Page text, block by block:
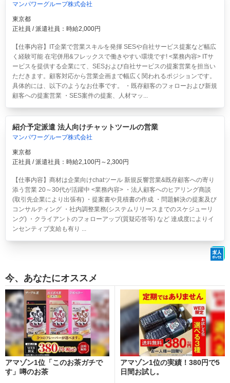
マンパワーグループ株式会社
東京都
正社員 / 派遣社員：時給2,000円
【仕事内容】IT企業で営業スキルを発揮 SESや自社サービス提案など幅広
く経験可能 在宅併用&フレックスで働きやすい環境です! <業務内容> ITサ
ービスを提供する企業にて、SESおよび自社サービスの提案営業を担当い
ただきます。顧客対応から営業企画まで幅広く関われるポジションです。
具体的には、以下のようなお仕事です。 ・既存顧客のフォローおよび新規
顧客への提案営業 ・SES案件の提案、人材マッ...
紹介予定派遣 法人向けチャットツールの営業
マンパワーグループ株式会社
東京都
正社員 / 派遣社員：時給2,100円～2,300円
【仕事内容】商材は企業向けchatツール 新規反響営業&既存顧客への寄り
添う営業 20～30代が活躍中 <業務内容> ・法人顧客へのヒアリング商談
(取引先企業により出張有) ・提案書や見積書の作成 ・問題解決の提案及び
コンサルティング ・社内調整業務(システムリリースまでのスケジューリ
ング) ・クライアントのフォローアップ(質疑応答等) など 達成度によりイ
ンセンティブ支給も有り ...
今、あなたにオススメ
アマゾン1位「このお茶ガチで
す」噂のお茶
アマゾン1位の実績！380円で5
日間お試し。